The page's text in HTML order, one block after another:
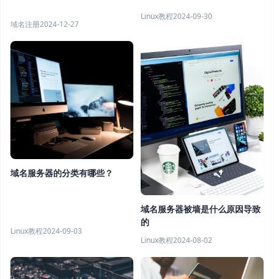
域名注册2024-12-27
Linux教程2024-09-30
域名服务器的分类有哪些？
Linux教程2024-09-03
域名服务器被墙是什么原因导致
的
Linux教程2024-08-02